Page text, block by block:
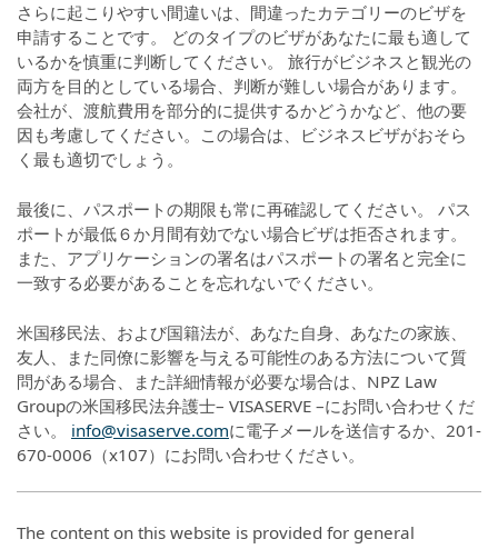
さらに起こりやすい間違いは、間違ったカテゴリーのビザを
申請することです。 どのタイプのビザがあなたに最も適して
いるかを慎重に判断してください。 旅行がビジネスと観光の
両方を目的としている場合、判断が難しい場合があります。
会社が、渡航費用を部分的に提供するかどうかなど、他の要
因も考慮してください。この場合は、ビジネスビザがおそら
く最も適切でしょう。
最後に、パスポートの期限も常に再確認してください。 パス
ポートが最低６か月間有効でない場合ビザは拒否されます。
また、アプリケーションの署名はパスポートの署名と完全に
一致する必要があることを忘れないでください。
米国移民法、および国籍法が、あなた自身、あなたの家族、
友人、また同僚に影響を与える可能性のある方法について質
問がある場合、また詳細情報が必要な場合は、NPZ Law
Groupの米国移民法弁護士– VISASERVE –にお問い合わせくだ
さい。 info@visaserve.comに電子メールを送信するか、201-
670-0006（x107）にお問い合わせください。
The content on this website is provided for general